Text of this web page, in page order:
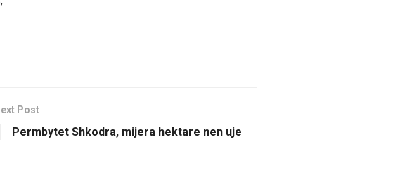
Post
Permbytet Shkodra, mijera hektare nen uje